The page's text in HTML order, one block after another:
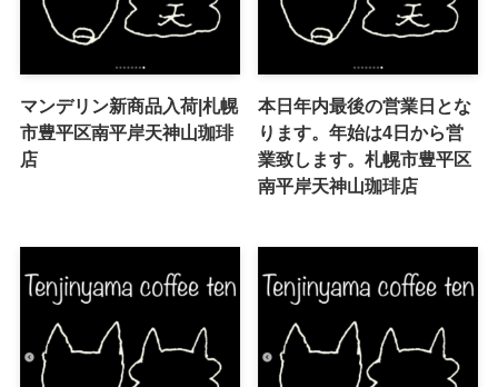
マンデリン新商品入荷|札幌
市豊平区南平岸天神山珈琲
店
本日年内最後の営業日とな
ります。年始は4日から営
業致します。札幌市豊平区
南平岸天神山珈琲店